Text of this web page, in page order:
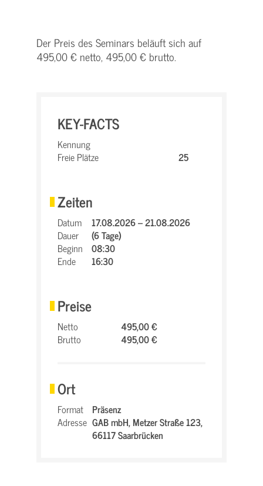
Der Preis des Seminars beläuft sich auf
495,00 € netto, 495,00 € brutto.
KEY-FACTS
Kennung
Freie Plätze
25
Zeiten
Datum
17.08.2026 – 21.08.2026
Dauer
(6 Tage)
Beginn
08:30
Ende
16:30
Preise
Netto
495,00 €
Brutto
495,00 €
Ort
Format
Präsenz
Adresse GAB mbH,Metzer Straße 123,
66117 Saarbrücken